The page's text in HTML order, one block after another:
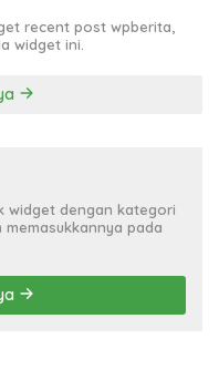
recent post wpberita,
widget ini.
widget dengan kategori
pada